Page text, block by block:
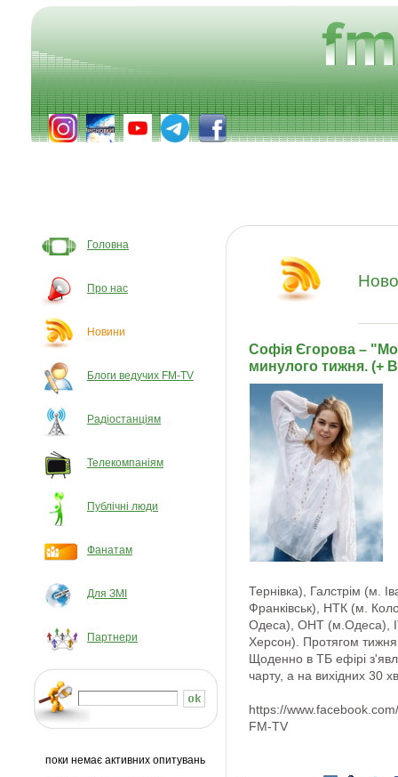
Головна
Про нас
Новини
Блоги ведучих FM-TV
Радіостанціям
Телекомпаніям
Публічні люди
Фанатам
Для ЗМІ
Партнери
поки немає активних опитувань
Софія Єгорова –
минулого тижня. (+
Тернівка), Галстрім (м.
Франківськ), НТК (м.
Одеса), ОНТ (м.Одеса),
Херсон). Протягом
Щоденно в ТБ ефірі
чарту, а на вихідних 30
https://
FM-TV